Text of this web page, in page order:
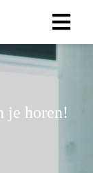
je horen!